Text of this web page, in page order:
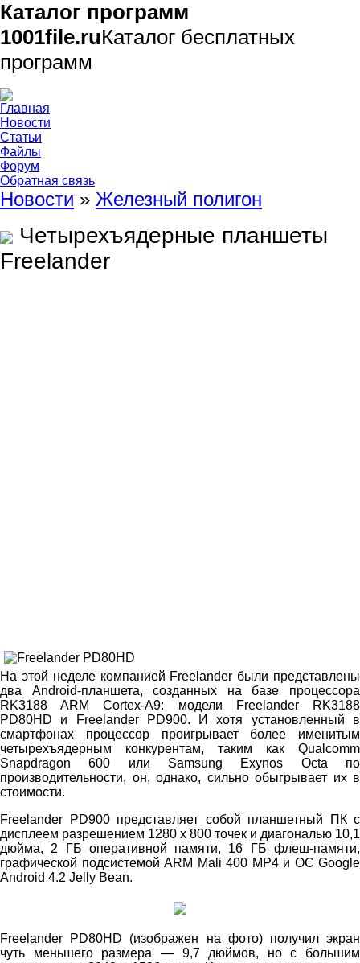
Каталог программ
1001file.ruКаталог бесплатных
программ
Главная
Новости
Статьи
Файлы
Форум
Обратная связь
Новости » Железный полигон
Четырехъядерные планшеты
Freelander
На этой неделе компанией Freelander были представлены
два Android-планшета, созданных на базе процессора
RK3188 ARM Cortex-A9: модели Freelander RK3188
PD80HD и Freelander PD900. И хотя установленный в
смартфонах процессор проигрывает более именитым
четырехъядерным конкурентам, таким как Qualcomm
Snapdragon 600 или Samsung Exynos Octa по
производительности, он, однако, сильно обыгрывает их в
стоимости.
Freelander PD900 представляет собой планшетный ПК с
дисплеем разрешением 1280 x 800 точек и диагональю 10,1
дюйма, 2 ГБ оперативной памяти, 16 ГБ флеш-памяти,
графической подсистемой ARM Mali 400 MP4 и ОС Google
Android 4.2 Jelly Bean.
Freelander PD80HD (изображен на фото) получил экран
чуть меньшего размера — 9,7 дюймов, но с большим